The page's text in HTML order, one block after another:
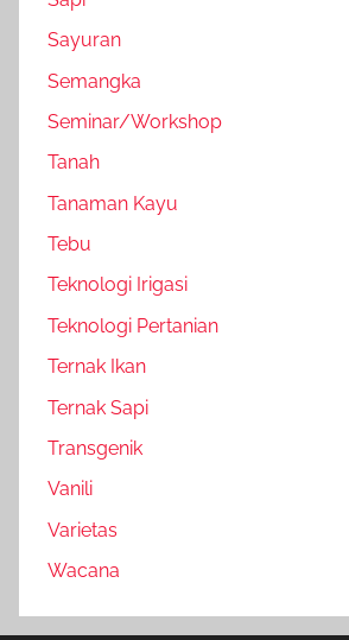
Sayuran
Semangka
Seminar/Workshop
Tanah
Tanaman Kayu
Tebu
Teknologi Irigasi
Teknologi Pertanian
Ternak Ikan
Ternak Sapi
Transgenik
Vanili
Varietas
Wacana